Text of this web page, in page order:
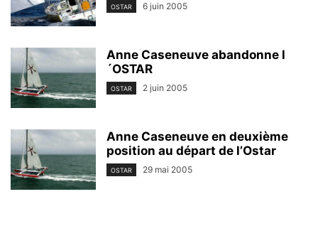
OSTAR 6 juin 2005
Anne Caseneuve abandonne l
´OSTAR
OSTAR 2 juin 2005
Anne Caseneuve en deuxième
position au départ de l’Ostar
OSTAR 29 mai 2005